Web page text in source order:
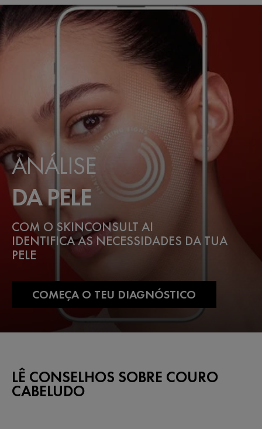
ANÁLISE
DA PELE
COM O SKINCONSULT AI
IDENTIFICA AS NECESSIDADES DA TUA
PELE
COMEÇA O TEU DIAGNÓSTICO
LÊ CONSELHOS SOBRE COURO
CABELUDO